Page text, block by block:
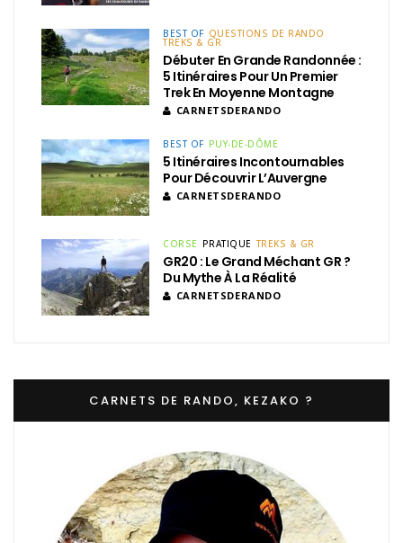
BEST OF QUESTIONS DE RANDO
TREKS & GR
Débuter En Grande Randonnée :
5 Itinéraires Pour Un Premier
Trek En Moyenne Montagne
CARNETSDERANDO
BEST OF PUY-DE-DÔME
5 Itinéraires Incontournables
Pour Découvrir L’Auvergne
CARNETSDERANDO
CORSE PRATIQUE TREKS & GR
GR20 : Le Grand Méchant GR ?
Du Mythe À La Réalité
CARNETSDERANDO
CARNETS DE RANDO, KEZAKO ?